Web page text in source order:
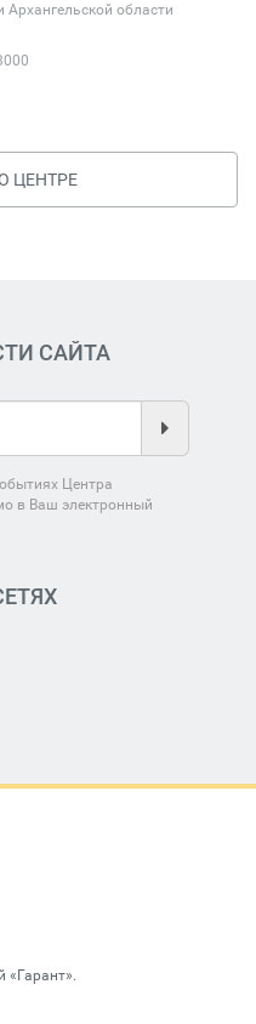
Архангельской области
ЦЕНТРЕ
САЙТА
Центра
в Ваш электронный
«Гарант».